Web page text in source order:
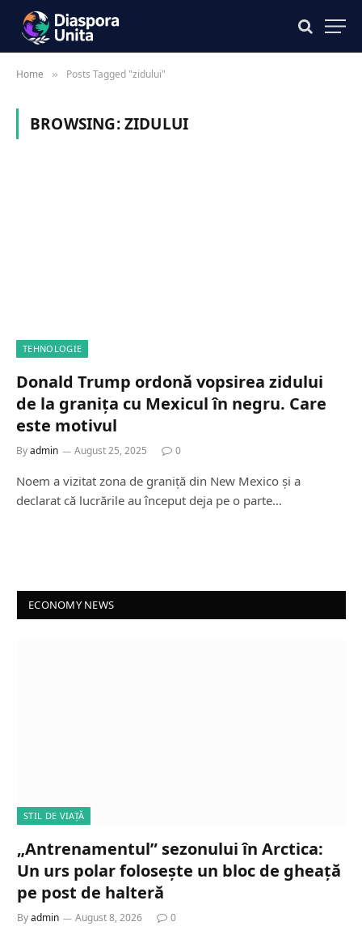
Home » Posts Tagged "zidului"
BROWSING:ZIDULUI
TEHNOLOGIE
Donald Trump ordonă vopsirea zidului
de la granița cu Mexicul în negru. Care
este motivul
Byadmin August 25, 2025 0
Noem a vizitat zona de graniță din New Mexico și a
declarat că lucrările au început deja pe o parte…
ECONOMY NEWS
STIL DE VIAȚĂ
„Antrenamentul” sezonului în Arctica:
Un urs polar folosește un bloc de gheață
pe post de halteră
Byadmin August 8, 2026 0